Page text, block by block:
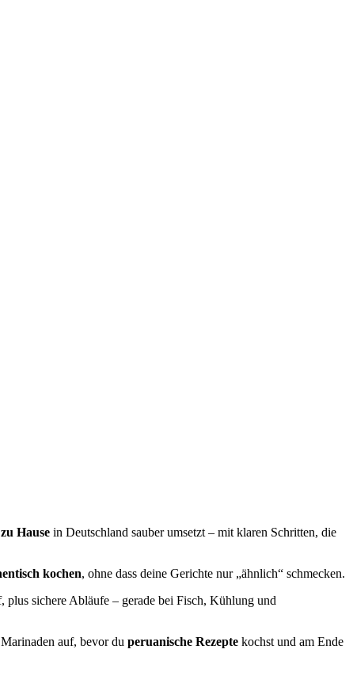
Hause in Deutschland sauber umsetzt – mit klaren Schritten, die
kochen, ohne dass deine Gerichte nur „ähnlich“ schmecken.
sichere Abläufe – gerade bei Fisch, Kühlung und
auf, bevor du peruanische Rezepte kochst und am Ende